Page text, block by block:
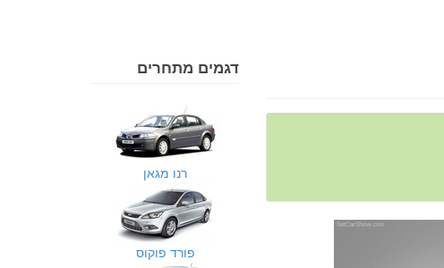
דגמים מתחרים
רנו מגאן
פורד פוקוס